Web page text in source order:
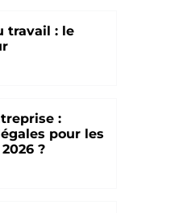
travail : le
:
pour les
?